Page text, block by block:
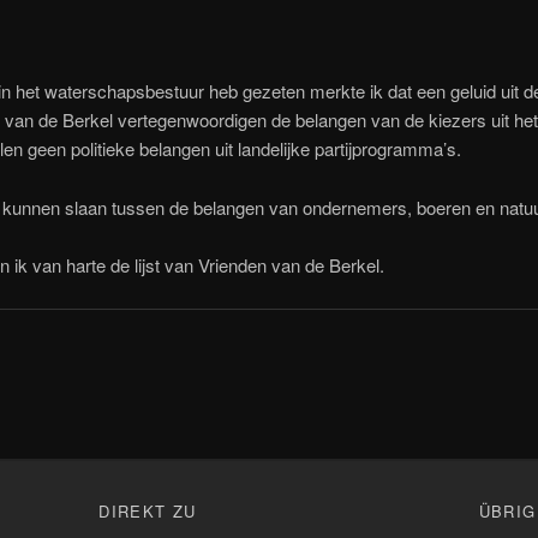
het waterschapsbestuur heb gezeten merkte ik dat een geluid uit
de Berkel vertegenwoordigen de belangen van de kiezers uit
geen politieke belangen uit landelijke partijprogramma’s.
slaan tussen de belangen van ondernemers, boeren en
ik van harte de lijst van Vrienden van de Berkel.
DIREKT ZU ÜBRIG